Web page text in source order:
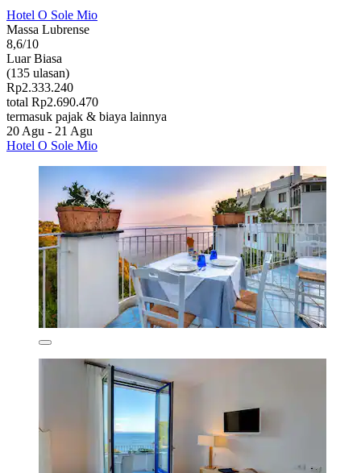
Hotel O Sole Mio
Massa Lubrense
8,6/10
Luar Biasa
(135 ulasan)
Rp2.333.240
total Rp2.690.470
termasuk pajak & biaya lainnya
20 Agu - 21 Agu
Hotel O Sole Mio